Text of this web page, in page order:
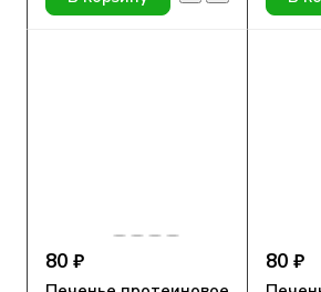
80 ₽ 80 ₽